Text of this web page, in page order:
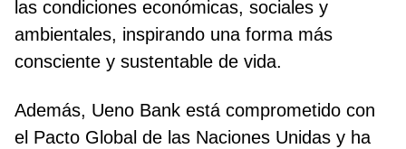
las condiciones económicas, sociales y
ambientales, inspirando una forma más
consciente y sustentable de vida.
Además, Ueno Bank está comprometido con
el Pacto Global de las Naciones Unidas y ha